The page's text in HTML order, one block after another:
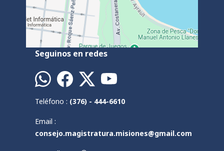
Seguinos en redes
Teléfono : (376) - 444-6610
Email :
consejo.magistratura.misiones@gmail.com